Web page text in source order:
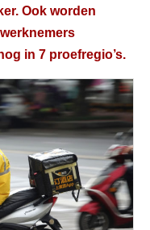
Ook worden
in 7 proefregio’s.